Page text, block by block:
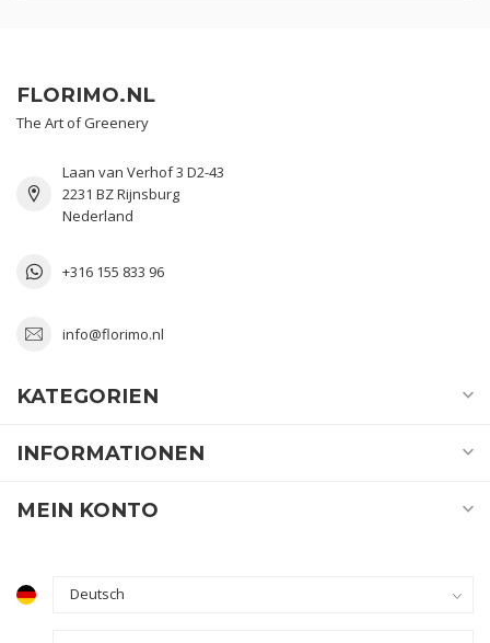
FLORIMO.NL
The Art of Greenery
Laan van Verhof 3 D2-43
2231 BZ Rijnsburg
Nederland
+316 155 833 96
info@florimo.nl
KATEGORIEN
INFORMATIONEN
MEIN KONTO